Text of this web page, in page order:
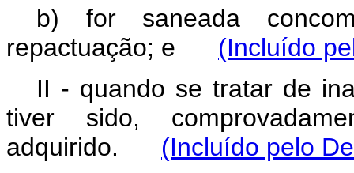
b) for saneada
repactuação; e (Incluído
II - quando se tratar de
tiver sido,
adquirido. (Incluído pelo